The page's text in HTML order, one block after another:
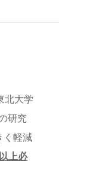
北大学
研究
く軽減
上必